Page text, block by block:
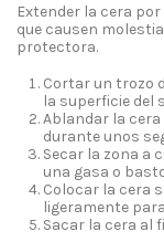
Extender la cera
que causen
protectora.
Cortar un trozo
la superficie del
Ablandar la
durante unos
Secar la zona a
una gasa o
Colocar la cera
ligeramente
Sacar la cera al